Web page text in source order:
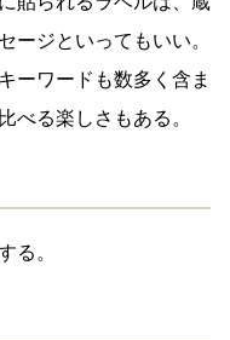
ージといってもいい。
ーワードも数多く含ま
べる楽しさもある。
る。